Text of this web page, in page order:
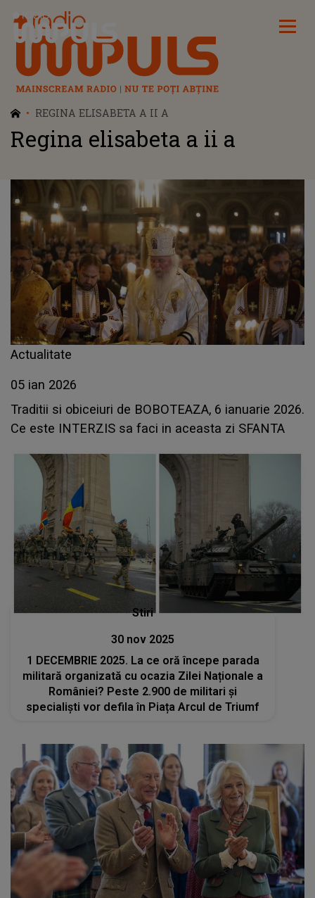
Radio Impuls
REGINA ELISABETA A II A
Regina elisabeta a ii a
Actualitate
05 ian 2026
Traditii si obiceiuri de BOBOTEAZA, 6 ianuarie 2026.
Ce este INTERZIS sa faci in aceasta zi SFANTA
Stiri
30 nov 2025
1 DECEMBRIE 2025. La ce oră începe parada
militară organizată cu ocazia Zilei Naționale a
României? Peste 2.900 de militari şi
specialişti vor defila în Piața Arcul de Triumf